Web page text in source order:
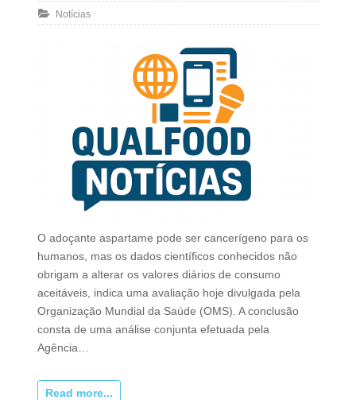
Notícias
O adoçante aspartame pode ser cancerígeno para os
humanos, mas os dados científicos conhecidos não
obrigam a alterar os valores diários de consumo
aceitáveis, indica uma avaliação hoje divulgada pela
Organização Mundial da Saúde (OMS). A conclusão
consta de uma análise conjunta efetuada pela
Agência…
Read more...